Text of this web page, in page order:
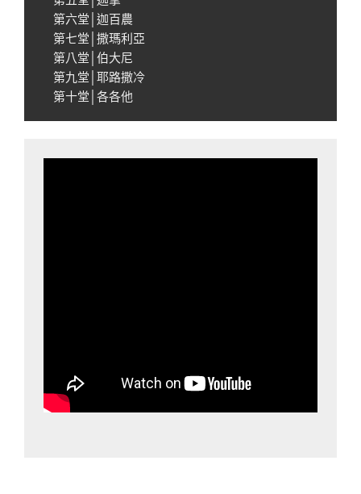
第六堂│迦百農
第七堂│撒瑪利亞
第八堂│伯大尼
第九堂│耶路撒冷
第十堂│各各他